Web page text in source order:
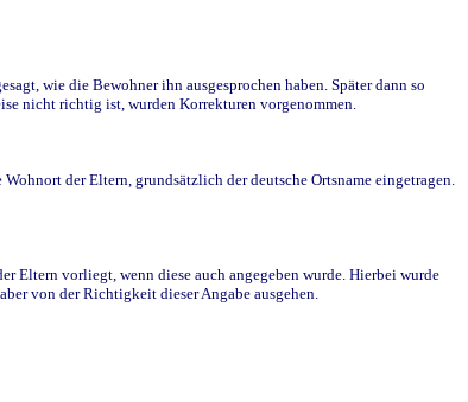
wie die Bewohner ihn ausgesprochen haben. Später dann so
nicht richtig ist, wurden Korrekturen vorgenommen.
der Eltern, grundsätzlich der deutsche Ortsname eingetragen.
Eltern vorliegt, wenn diese auch angegeben wurde. Hierbei wurde
von der Richtigkeit dieser Angabe ausgehen.